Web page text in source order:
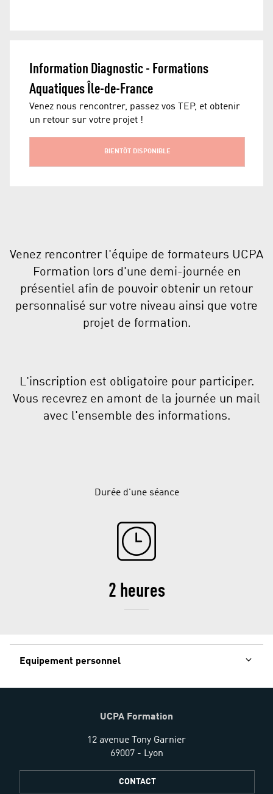
Information Diagnostic - Formations
Aquatiques Île-de-France
Venez nous rencontrer, passez vos TEP, et obtenir
un retour sur votre projet !
BIENTÔT DISPONIBLE
Venez rencontrer l'équipe de formateurs UCPA
Formation lors d'une demi-journée en
présentiel afin de pouvoir obtenir un retour
personnalisé sur votre niveau ainsi que votre
projet de formation.
L'inscription est obligatoire pour participer.
Vous recevrez en amont de la journée un mail
avec l'ensemble des informations.
Durée d'une séance
2 heures
Equipement personnel
UCPA Formation
12 avenue Tony Garnier
69007 - Lyon
CONTACT